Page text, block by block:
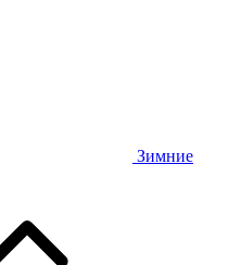
Зимние